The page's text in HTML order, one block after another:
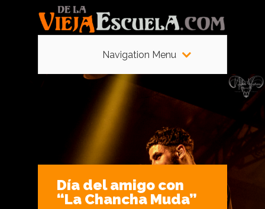
Navigation Menu
Día del amigo con
“La Chancha Muda”